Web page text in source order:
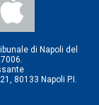
di Napoli del
80133 Napoli P.I.